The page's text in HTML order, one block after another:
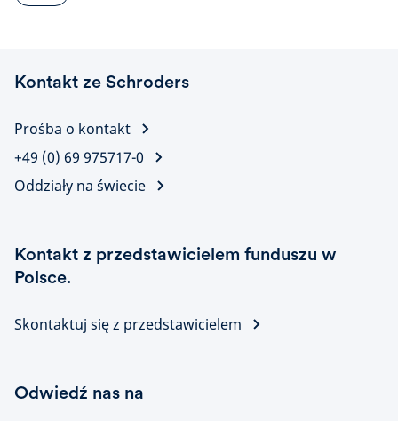
Kontakt ze Schroders
Prośba o kontakt
+49 (0) 69 975717-0
Oddziały na świecie
Kontakt z przedstawicielem funduszu w
Polsce.
Skontaktuj się z przedstawicielem
Odwiedź nas na